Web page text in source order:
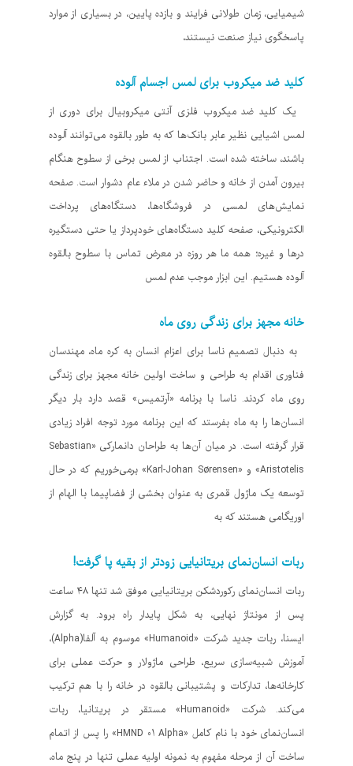
شیمیایی، زمان طولانی فرایند و بازده پایین، در بسیاری از موارد
پاسخگوی نیاز صنعت نیستند،
کلید ضد میکروب برای لمس اجسام آلوده
یک کلید ضد میکروب فلزی آنتی میکروبیال برای دوری از
لمس اشیایی نظیر عابر بانک‌ها که به طور بالقوه می‌توانند آلوده
باشند، ساخته شده است. اجتناب از لمس برخی از سطوح هنگام
بیرون آمدن از خانه و حاضر شدن در ملاء عام دشوار است. صفحه
نمایش‌های لمسی در فروشگاه‌ها، دستگاه‌های پرداخت
الکترونیکی، صفحه کلید دستگاه‌های خودپرداز یا حتی دستگیره
درها و غیره؛ همه ما هر روزه در معرض تماس با سطوح بالقوه
آلوده هستیم. این ابزار موجب عدم لمس
خانه مجهز برای زندگی روی ماه
به دنبال تصمیم ناسا برای اعزام انسان به کره ماه، مهندسان
فناوری اقدام به طراحی و ساخت اولین خانه مجهز برای زندگی
روی ماه کردند. ناسا با برنامه «آرتمیس» قصد دارد بار دیگر
انسان‌ها را به ماه بفرستد که این برنامه مورد توجه افراد زیادی
قرار گرفته است. در میان آن‌ها به طراحان دانمارکی «Sebastian
Aristotelis» و «Karl-Johan Sørensen» برمی‌خوریم که در حال
توسعه یک ماژول قمری به عنوان بخشی از فضاپیما با الهام از
اوریگامی هستند که به
ربات انسان‌نمای بریتانیایی زودتر از بقیه پا گرفت!
ربات انسان‌نمای رکوردشکن بریتانیایی موفق شد تنها ۴۸ ساعت
پس از مونتاژ نهایی، به شکل پایدار راه برود. به گزارش
ایسنا، ربات جدید شرکت «Humanoid» موسوم به آلفا(Alpha)،
آموزش شبیه‌سازی سریع، طراحی ماژولار و حرکت عملی برای
کارخانه‌ها، تدارکات و پشتیبانی بالقوه در خانه را با هم ترکیب
می‌کند. شرکت «Humanoid» مستقر در بریتانیا، ربات
انسان‌نمای خود با نام کامل «HMND 01 Alpha» را پس از اتمام
ساخت آن از مرحله مفهوم به نمونه اولیه عملی تنها در پنج ماه،